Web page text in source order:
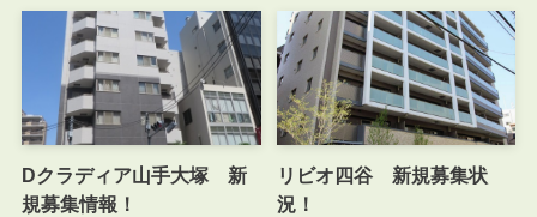
Dクラディア山手大塚 新
規募集情報！
リビオ四谷 新規募集状
況！